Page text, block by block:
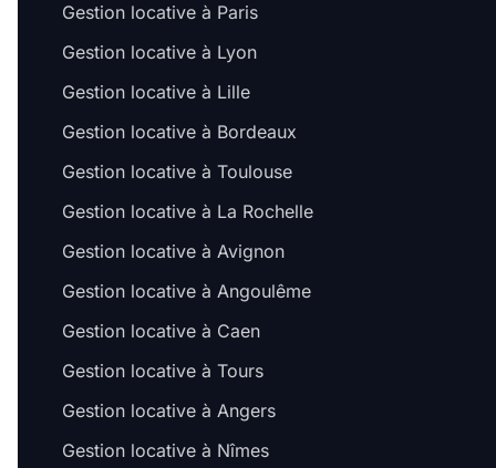
Gestion locative à Paris
Gestion locative à Lyon
Gestion locative à Lille
Gestion locative à Bordeaux
Gestion locative à Toulouse
Gestion locative à La Rochelle
Gestion locative à Avignon
Gestion locative à Angoulême
Gestion locative à Caen
Gestion locative à Tours
Gestion locative à Angers
Gestion locative à Nîmes